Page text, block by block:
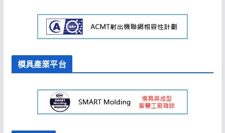
模具產業平台